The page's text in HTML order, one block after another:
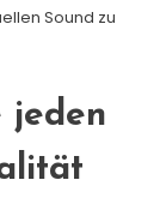
Sound zu
jeden